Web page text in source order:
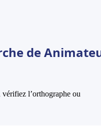
de
vérifiez l’orthographe ou